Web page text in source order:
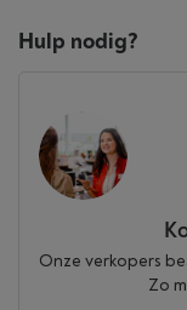
Hulp nodig?
Onze verkopers
Zo